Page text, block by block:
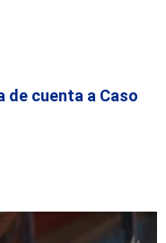
de cuenta a Caso